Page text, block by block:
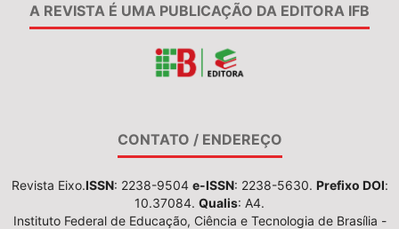
A REVISTA É UMA PUBLICAÇÃO DA EDITORA IFB
CONTATO / ENDEREÇO
Revista Eixo.ISSN: 2238-9504 e-ISSN: 2238-5630. Prefixo DOI:
10.37084. Qualis: A4.
Instituto Federal de Educação, Ciência e Tecnologia de Brasília -